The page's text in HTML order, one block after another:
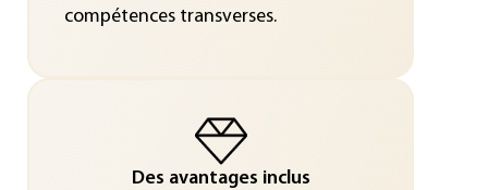
compétences transverses.
Des avantages inclus